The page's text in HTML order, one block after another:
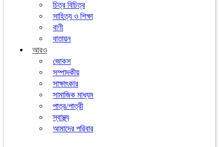
চিত্র বিচিত্র
সাহিত্য ও শিক্ষা
বাণী
বাতায়ন
আরও
জোকস
সম্পাদকীয়
সাক্ষাৎকার
সামাজিক মাধ্যম
পাত্র/পাত্রী
স্বাস্থ্য
আমাদের পরিবার